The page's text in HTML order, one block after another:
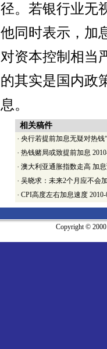
径。若银行业无
他同时表示，加
对资本控制相当
的其实是国内政
息。
相关稿件
· 央行若提前加息无疑对热钱
· 热钱赌局或致提前加息
· 澳大利亚通胀指数走高 加
· 吴晓求：未来2个月应不会
· CPI高度左右加息速度
Copyright ©